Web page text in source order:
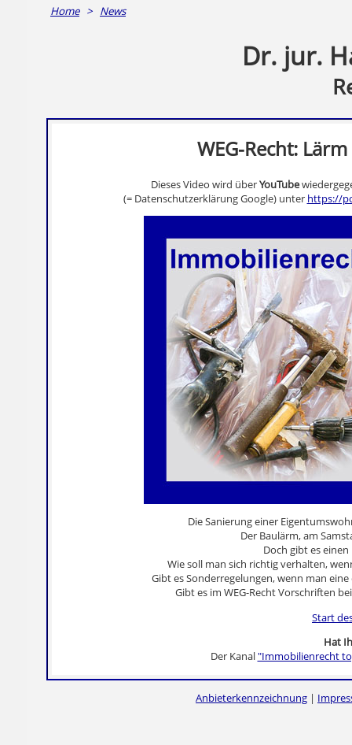
Home> News
Dr. jur.
WEG-Recht:
Dieses Video wird überYouTube
(= Datenschutzerklärung Google) unter https://
Die Sanierung einer
Der Baulärm, am
Doch gibt es
Wie soll man sich richtig verhalten,
Gibt es Sonderregelungen, wenn man
Gibt es im WEG-Recht Vorschriften
Start
Hat
Der Kanal"Immobilienrecht
Anbieterkennzeichnung |